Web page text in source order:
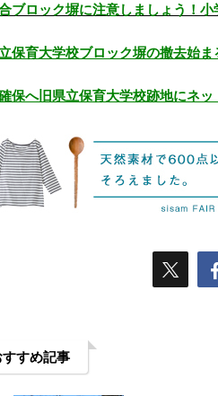
ブロック塀に注意しましょう！
立保育大学校ブロック塀の撤去
保へ旧県立保育大学校跡地にネ
すすめ記事